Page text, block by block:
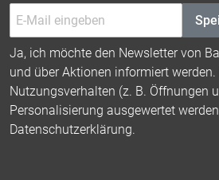
Ja, ich möchte den Newsletter von
und über Aktionen informiert
Nutzungsverhalten (z. B. Öffnungen
Personalisierung ausgewertet
Datenschutzerklärung.